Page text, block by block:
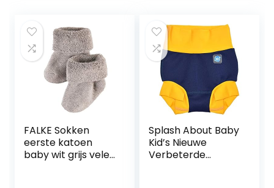
FALKE Sokken
eerste katoen
baby wit grijs vele
Splash About Baby
Kid’s Nieuwe
Verbeterde